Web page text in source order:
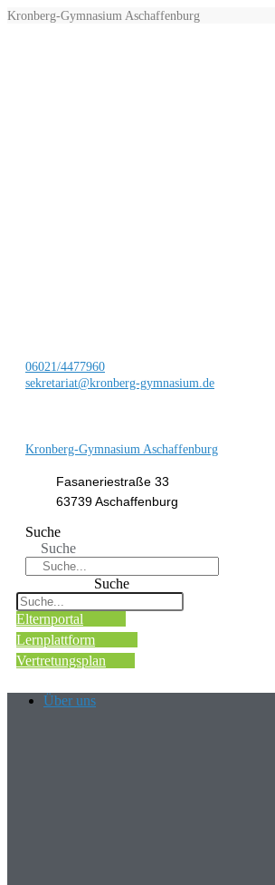
Kronberg-Gymnasium Aschaffenburg
06021/4477960
sekretariat@kronberg-gymnasium.de
Kronberg-Gymnasium Aschaffenburg
Fasaneriestraße 33
63739 Aschaffenburg
Suche
Suche
Suche
Elternportal
Lernplattform
Vertretungsplan
Über uns